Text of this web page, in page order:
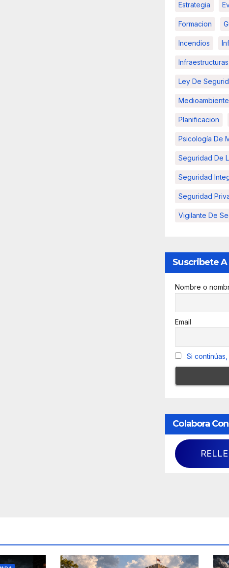
Estrategia
Formacion
Incendios
Ley De
Medioambiente
Planificacion
Psicología De
Seguridad De
Seguridad
Seguridad
Vigilante De
Suscribete
Nombre o
Email
Si
Colabora